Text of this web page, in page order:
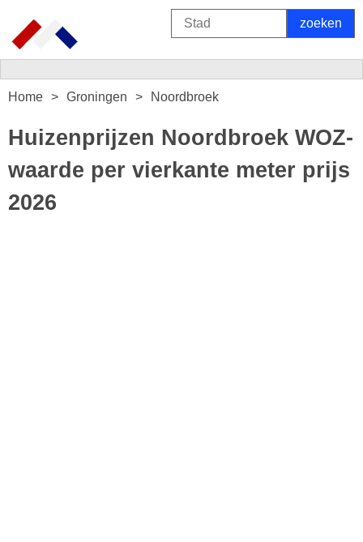
Home Groningen Noordbroek
Huizenprijzen Noordbroek WOZ-
waarde per vierkante meter prijs
2026